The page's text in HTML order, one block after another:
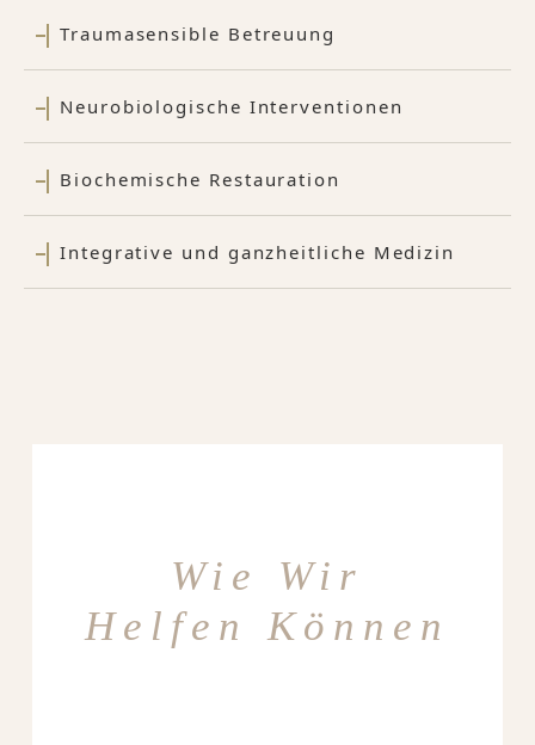
Traumasensible Betreuung
Neurobiologische Interventionen
Biochemische Restauration
Integrative und ganzheitliche Medizin
Wie Wir
Helfen Können